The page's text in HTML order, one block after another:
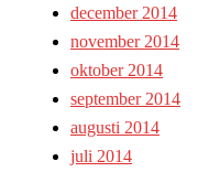
december 2014
november 2014
oktober 2014
september 2014
augusti 2014
juli 2014